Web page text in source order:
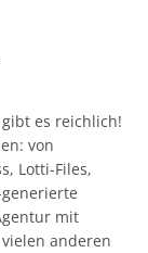
es reichlich!
von
Lotti-Files,
mit
anderen